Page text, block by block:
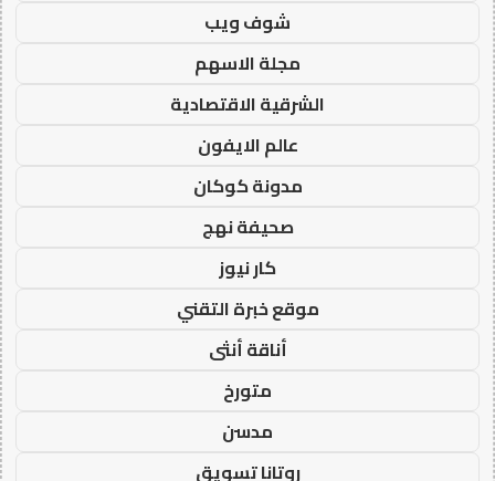
شوف ويب
مجلة الاسهم
الشرقية الاقتصادية
عالم الايفون
مدونة كوكان
صحيفة نهج
كار نيوز
موقع خبرة التقني
أناقة أنثى
متورخ
مدسن
روتانا تسويق